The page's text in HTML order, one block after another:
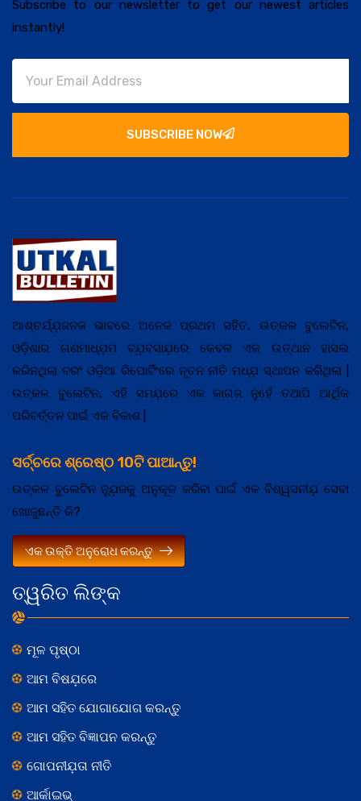
Subscribe to our newsletter to get our newest articles
instantly!
SUBSCRIBE NOW
ତ୍ୱରିତ ଲିଙ୍କ
ମୂଳ ପୃଷ୍ଠା
ଆମ ବିଷଯ଼ରେ
ଆମ ସହିତ ଯୋଗାଯୋଗ କରନ୍ତୁ
ଆମ ସହିତ ବିଜ୍ଞାପନ କରନ୍ତୁ
ଗୋପନୀଯ଼ତା ନୀତି
ଆର୍କାଇଭ୍
ଆଶ୍ଚର୍ଯ୍ଯ଼ଜନକ ଭାବରେ ଅନେକ ପ୍ରଥମ ସହିତ, ଉତ୍କଳ ବୁଲେଟିନ,
ଓଡ଼ିଶାର ଗଣମାଧ୍ଯ଼ମ ବ୍ଯ଼ବସାଯ଼ରେ କେବଳ ଏକ ଉତ୍ଥାନ ହାସଲ
କରିନଥିଲା ବରଂ ଓଡ଼ିଆ ରିପୋର୍ଟିଂରେ ନୂତନ ନୀତି ମଧ୍ଯ଼ ସ୍ଥାପନ କରିଥିଲା |
ଉତ୍କଳ ବୁଲେଟିନ, ଏହି ସମଯ଼ରେ ଏକ କାଗଜ ନୁହେଁ ତଥାପି ଆର୍ଥିକ
ପରିବର୍ତ୍ତନ ପାଇଁ ଏକ ବିକାଶ |
ସର୍ଚ୍ଚରେ ଶ୍ରେଷ୍ଠ 10ଟି ପାଆନ୍ତୁ!
ଉତ୍କଳ ବୁଲେଟିନ ନ୍ଯ଼ୁଜକୁ ଅନୁକୂଳ କରିବା ପାଇଁ ଏକ ବିଶ୍ୱସନୀଯ଼ ସେବା
ଖୋଜୁଛନ୍ତି କି?
ଏକ ଉକ୍ତି ଅନୁରୋଧ କରନ୍ତୁ